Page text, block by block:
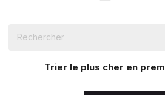
Trier le plus cher en